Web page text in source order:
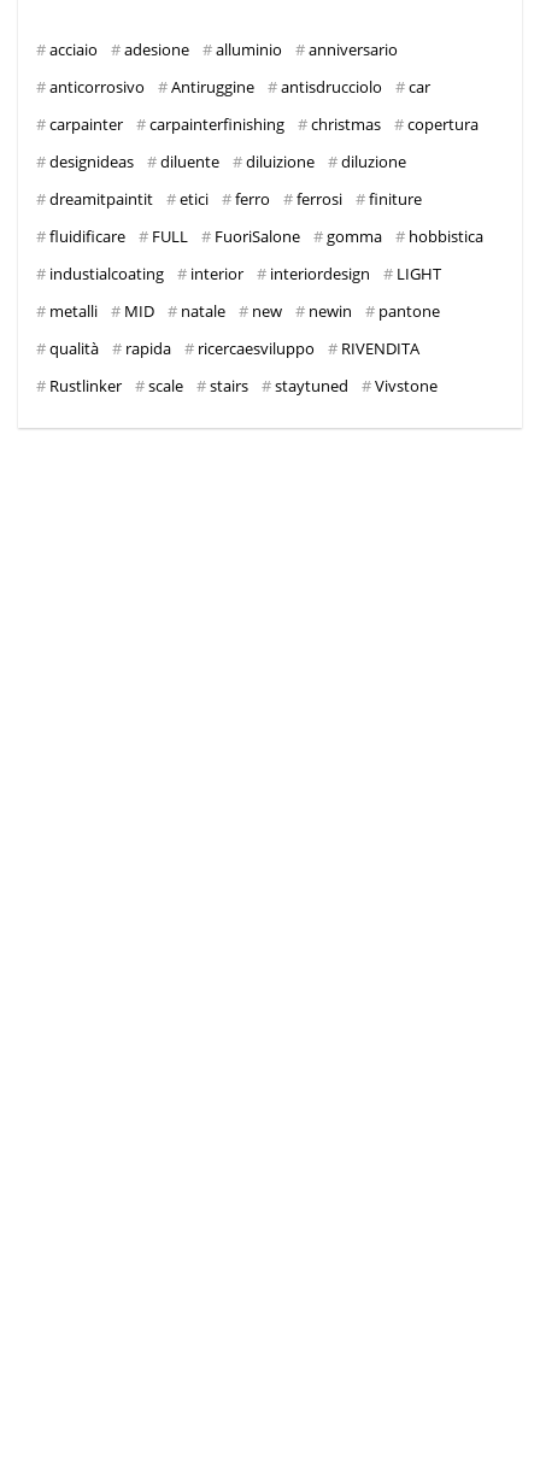
acciaio adesione alluminio
anniversario
anticorrosivo
Antiruggine antisdrucciolo
car
carpainter
carpainterfinishing christmas
copertura
designideas
diluente diluizione
diluzione
dreamitpaintit
etici ferro ferrosi
finiture
fluidificare
FULL FuoriSalone gomma
hobbistica
industialcoating
interior interiordesign
LIGHT
metalli
MID natale new newin
pantone
qualità
rapida ricercaesviluppo
RIVENDITA
Rustlinker
scale stairs staytuned Vivstone